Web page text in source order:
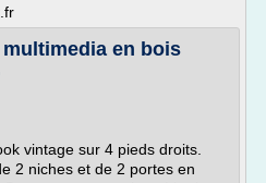
en bois
vintage sur 4 pieds droits.
2 niches et de 2 portes en